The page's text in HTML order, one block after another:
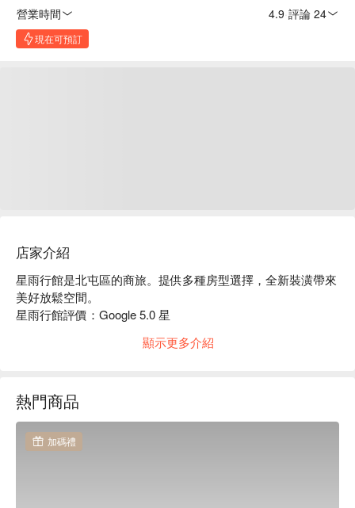
營業時間
4.9 評論 24
現在可預訂
店家介紹
星雨行館是北屯區的商旅。提供多種房型選擇，全新裝潢帶來
美好放鬆空間。
星雨行館評價：Google 5.0 星
顯示更多介紹
熱門商品
加碼禮